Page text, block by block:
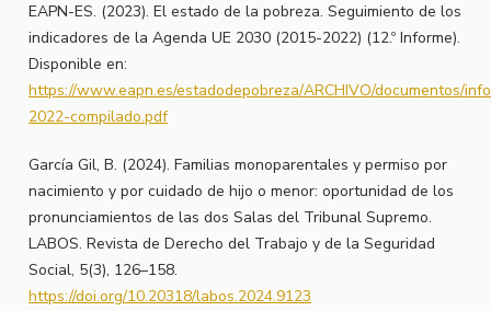
EAPN-ES. (2023). El estado de la pobreza. Seguimiento de los
indicadores de la Agenda UE 2030 (2015-2022) (12.º Informe).
Disponible en:
https://www.eapn.es/estadodepobreza/ARCHIVO/documentos/
2022-compilado.pdf
García Gil, B. (2024). Familias monoparentales y permiso por
nacimiento y por cuidado de hijo o menor: oportunidad de los
pronunciamientos de las dos Salas del Tribunal Supremo.
LABOS. Revista de Derecho del Trabajo y de la Seguridad
Social, 5(3), 126–158.
https://doi.org/10.20318/labos.2024.9123